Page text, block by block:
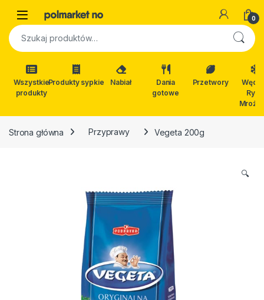
Open 0
Szukaj:
Wszystkie
produkty
Produkty sypkie Nabiał
Dania
gotowe
Przetwory
Ryby
Strona główna Przyprawy Vegeta 200g
🔍